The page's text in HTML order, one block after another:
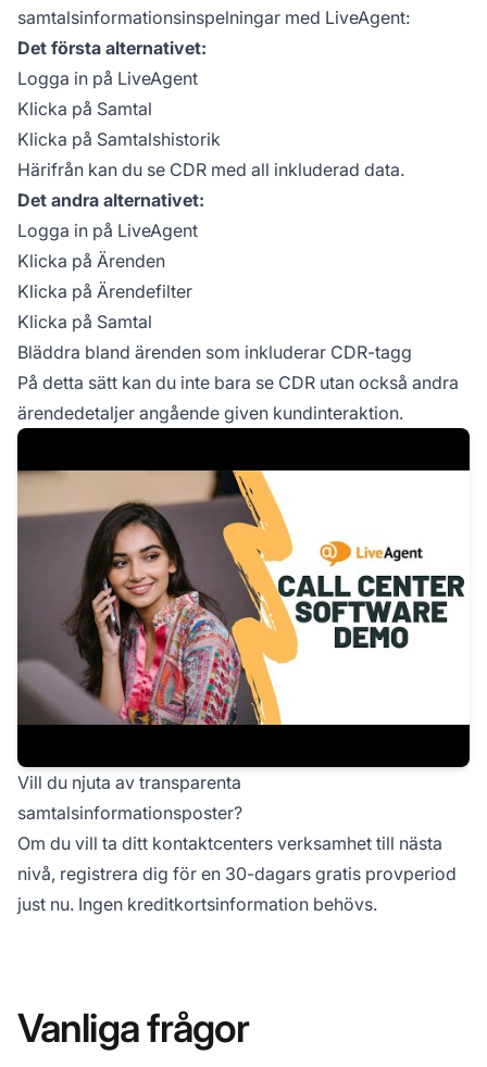
samtalsinformationsinspelningar med LiveAgent:
Det första alternativet:
Logga in på LiveAgent
Klicka på Samtal
Klicka på Samtalshistorik
Härifrån kan du se CDR med all inkluderad data.
Det andra alternativet:
Logga in på LiveAgent
Klicka på Ärenden
Klicka på Ärendefilter
Klicka på Samtal
Bläddra bland ärenden som inkluderar CDR-tagg
På detta sätt kan du inte bara se CDR utan också andra
ärendedetaljer angående given kundinteraktion.
Vill du njuta av transparenta
samtalsinformationsposter?
Om du vill ta ditt kontaktcenters verksamhet till nästa
nivå, registrera dig för en 30-dagars gratis provperiod
just nu. Ingen kreditkortsinformation behövs.
Vanliga frågor